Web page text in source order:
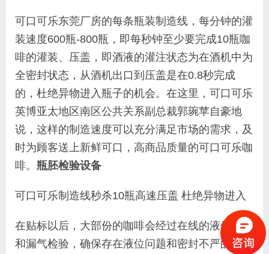
可口可乐东莞厂房的每条瓶装制造线，每分钟的灌
装速度600瓶-800瓶，即每秒钟至少要完成10瓶咖
啡的灌装、压盖，即酒液的灌注状态为在酒机中为
全密封状态，从酒机出口到压盖是在0.8秒完成
的，杜绝异物进入瓶子的机会。在这里，可口可乐
英博亚太地区南区公共关系副总裁郭琬苹自豪地
说，这样的制造速度可以充分满足市场的需求，及
时为顾客送上新鲜可口，高商品质量的可口可乐咖
啡。 瓶胚检验设备
可口可乐制造线秒杀10瓶高速压盖 杜绝异物进入
在贴标以后，大部份的咖啡会经过在线的液位检验
和漏气检验，确保存在液位问题和密封不严的咖啡